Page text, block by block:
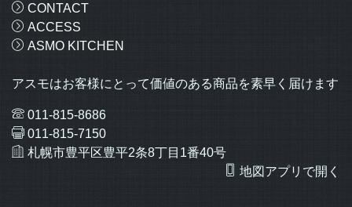
CONTACT
ACCESS
ASMO KITCHEN
アスモはお客様にとって価値のある商品を素早く届けます
011-815-8686
011-815-7150
札幌市豊平区豊平2条8丁目1番40号
地図アプリで開く